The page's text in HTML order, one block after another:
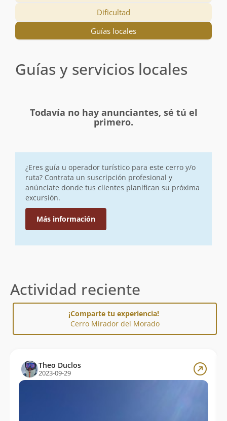
Dificultad
Guías locales
Guías y servicios locales
Todavía no hay anunciantes, sé tú el
primero.
¿Eres guía u operador turístico para este cerro y/o
ruta? Contrata un suscripción profesional y
anúnciate donde tus clientes planifican su próxima
excursión.
Más información
Actividad reciente
¡Comparte tu experiencia!
Cerro Mirador del Morado
Theo Duclos
2023-09-29